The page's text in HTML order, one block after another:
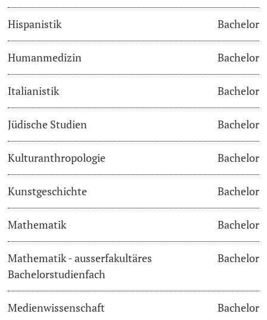
Berufseinstieg & Laufbahnberatung
Soziales & Gesundheit
Koordinationsstelle für Geflüchtete
Beratungswegweiser
Lernen & Lehren
KI in Studium und Lehre
Digitales Lernen
Hispanistik Bachelor
Humanmedizin Bachelor
Italianistik Bachelor
Jüdische Studien Bachelor
Kulturanthropologie Bachelor
Kunstgeschichte Bachelor
Mathematik Bachelor
Mathematik - ausserfakultäres
Bachelorstudienfach
Bachelor
Medienwissenschaft Bachelor